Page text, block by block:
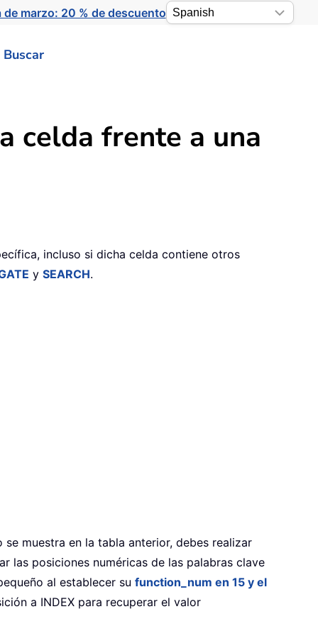
de marzo: 20 % de descuento
Buscar
celda frente a una
incluso si dicha celda contiene otros
y SEARCH.
se muestra en la tabla anterior, debes realizar
las posiciones numéricas de las palabras clave
al establecer su function_num en 15 y el
a INDEX para recuperar el valor